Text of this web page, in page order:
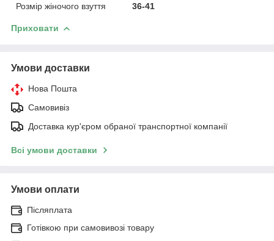
Розмір жіночого взуття
36-41
Приховати
Умови доставки
Нова Пошта
Самовивіз
Доставка кур'єром обраної транспортної компанії
Всі умови доставки
Умови оплати
Післяплата
Готівкою при самовивозі товару